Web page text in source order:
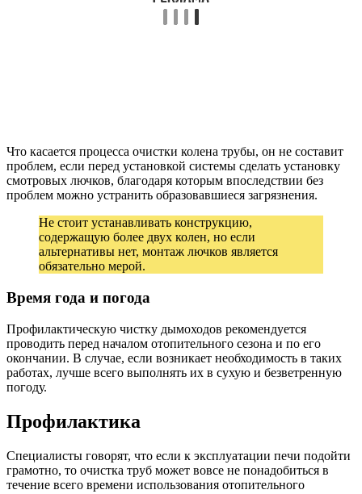
Что касается процесса очистки колена трубы, он не составит
проблем, если перед установкой системы сделать установку
смотровых лючков, благодаря которым впоследствии без
проблем можно устранить образовавшиеся загрязнения.
Не стоит устанавливать конструкцию,
содержащую более двух колен, но если
альтернативы нет, монтаж лючков является
обязательно мерой.
Время года и погода
Профилактическую чистку дымоходов рекомендуется
проводить перед началом отопительного сезона и по его
окончании. В случае, если возникает необходимость в таких
работах, лучше всего выполнять их в сухую и безветренную
погоду.
Профилактика
Специалисты говорят, что если к эксплуатации печи подойти
грамотно, то очистка труб может вовсе не понадобиться в
течение всего времени использования отопительного